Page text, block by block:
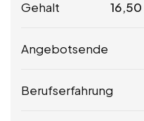
Gehalt 16,50
Angebotsende
Berufserfahrung